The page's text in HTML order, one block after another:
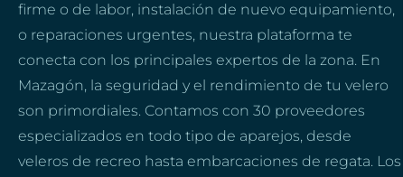
firme o de labor, instalación de nuevo equipamiento,
o reparaciones urgentes, nuestra plataforma te
conecta con los principales expertos de la zona. En
Mazagón, la seguridad y el rendimiento de tu velero
son primordiales. Contamos con 30 proveedores
especializados en todo tipo de aparejos, desde
veleros de recreo hasta embarcaciones de regata. Los